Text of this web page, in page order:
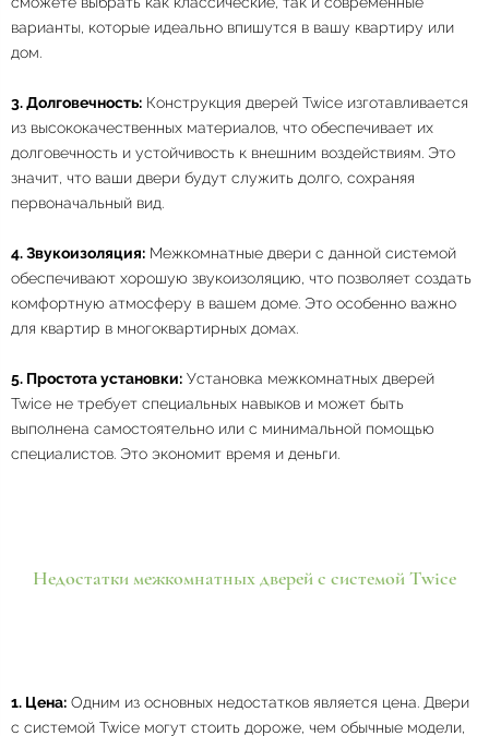
варианты, которые идеально впишутся в вашу квартиру или
дом.
3. Долговечность: Конструкция дверей Twice изготавливается
из высококачественных материалов, что обеспечивает их
долговечность и устойчивость к внешним воздействиям. Это
значит, что ваши двери будут служить долго, сохраняя
первоначальный вид.
4. Звукоизоляция: Межкомнатные двери с данной системой
обеспечивают хорошую звукоизоляцию, что позволяет создать
комфортную атмосферу в вашем доме. Это особенно важно
для квартир в многоквартирных домах.
5. Простота установки: Установка межкомнатных дверей
Twice не требует специальных навыков и может быть
выполнена самостоятельно или с минимальной помощью
специалистов. Это экономит время и деньги.
Недостатки межкомнатных дверей с системой Twice
1. Цена: Одним из основных недостатков является цена. Двери
с системой Twice могут стоить дороже, чем обычные модели,